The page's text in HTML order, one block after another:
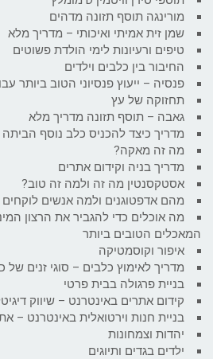
מורינגה תוסף תזונה מדהים
שמן זית אמיתי ואיכותי – מדריך מלא
טיפים ורעיונות לימי הולדת פשוטים
החיבור בין כלבים וילדים
פנסיה – ייעוץ פנסיוני הטוב ביותר
תחזוקה של עץ
גאבה – תוסף תזונה מדריך מלא
מדריך כיצד להכניס כלב נוסף הביתה
מה זה מאקה?
מדריך בניה וקידום אתרים
אסטקסנטין מה זה ולמה זה טוב?
מהם אדפטוגנים ולמה אנשים
המאכלים הטובים ביותר
איפור וקוסמטיקה
מדריך לאימוץ כלבים – סוגי זנים של
בניית פרגולה בבית פרטי
קידום אתרים באינטרנט – שיווק
בניית חנות וירטואלית באינטרנט –
יהדות וצמחונות
ילדים בגדים ותיוגים